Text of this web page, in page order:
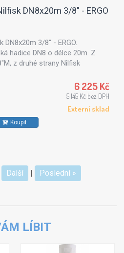
DN8x20m 3/8" - ERGO
3/8" - ERGO.
hadice DN8 o délce 20m. Z
z druhé strany Nilfisk
6 225 Kč
5 145 Kč bez DPH
Externí sklad
Koupit
Další | Poslední »
LÍBIT